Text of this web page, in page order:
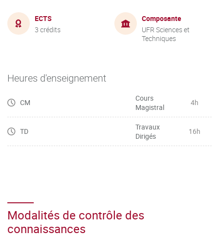
ECTS
3 crédits
Composante
UFR Sciences et
Techniques
Heures d'enseignement
CM
Cours
Magistral
4h
TD
Travaux
Dirigés
16h
Modalités de contrôle des
connaissances